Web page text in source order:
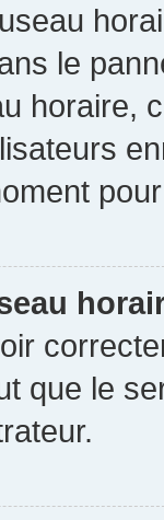
le
horaire,
que le